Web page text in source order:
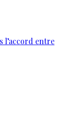
l’accord entre